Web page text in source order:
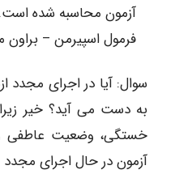
آزمون محاسبه شده است.
فرمول اسپیرمن –
به دست می آید؟ خیر
خستگی، وضعیت عاطفی و
آزمون در حال اجرای مجدد